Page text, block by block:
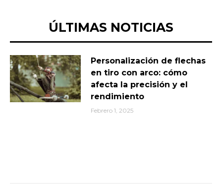
ÚLTIMAS NOTICIAS
Personalización de flechas
en tiro con arco: cómo
afecta la precisión y el
rendimiento
Febrero 1, 2025